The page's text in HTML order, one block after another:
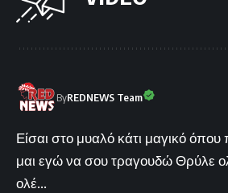
ByREDNEWS Team
Είσαι στο μυαλό κάτι μαγικό
μαι εγώ να σου τραγουδώ Θρύλε
ολέ...